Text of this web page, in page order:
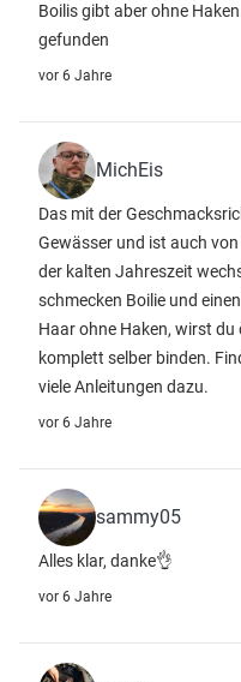
Boilis gibt aber ohne
gefunden
vor 6 Jahre
MichEis
Das mit der
Gewässer und ist auch
der kalten Jahreszeit
schmecken Boilie und
Haar ohne Haken, wirst
komplett selber binden.
viele Anleitungen dazu.
vor 6 Jahre
sammy05
Alles klar, danke👌
vor 6 Jahre